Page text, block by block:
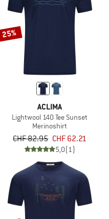
25%
ACLIMA
Lightwool 140 Tee Sunset
Merinoshirt
CHF 82.95 CHF 62.21
5,0(1)